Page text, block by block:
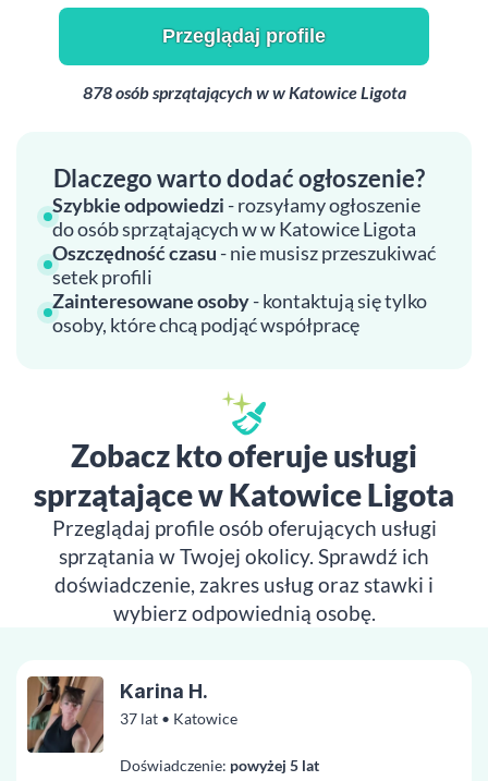
Przeglądaj profile
878 osób sprzątających w w Katowice Ligota
Dlaczego warto dodać ogłoszenie?
Szybkie odpowiedzi - rozsyłamy ogłoszenie
do osób sprzątających w w Katowice Ligota
Oszczędność czasu - nie musisz przeszukiwać
setek profili
Zainteresowane osoby- kontaktują się tylko
osoby, które chcą podjąć współpracę
Zobacz kto oferuje usługi
sprzątające w Katowice Ligota
Przeglądaj profile osób oferujących usługi
sprzątania w Twojej okolicy. Sprawdź ich
doświadczenie, zakres usług oraz stawki i
wybierz odpowiednią osobę.
37 lat • Katowice
Doświadczenie: powyżej 5 lat
Karina H.